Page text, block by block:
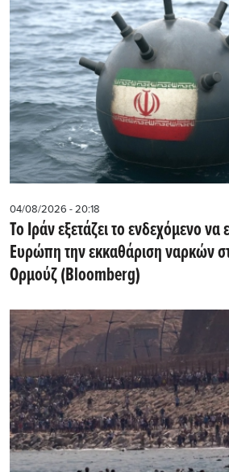
04/08/2026 - 20:18
Το Ιράν εξετάζει το ενδεχόμενο να
Ευρώπη την εκκαθάριση ναρκών
Ορμούζ (Bloomberg)